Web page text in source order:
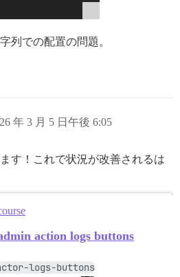
列での配置の問題。
年 3 月 5 日午後 6:05
す！これで状況が改善されるは
action logs buttons
logs-buttons